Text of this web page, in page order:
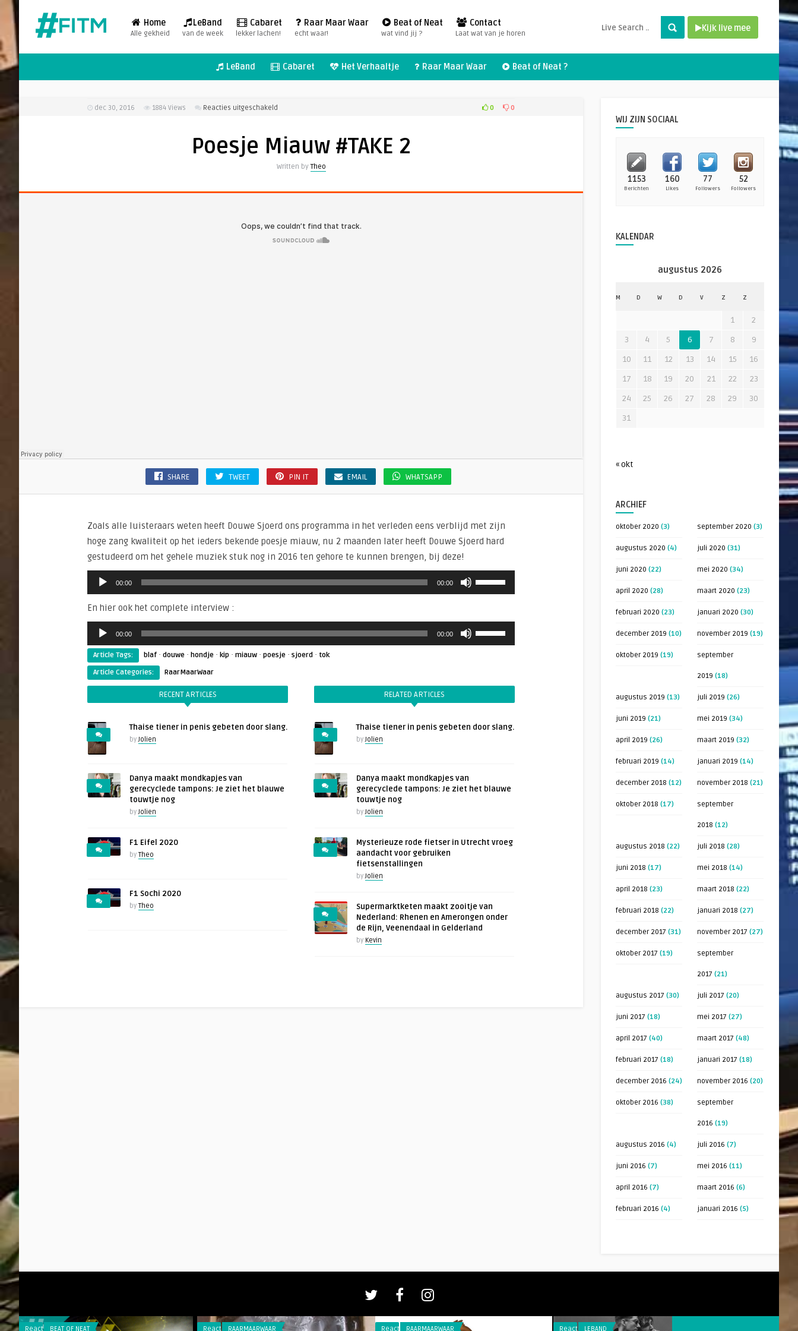
Home
Alle gekheid
LeBand
van de week
Cabaret
lekker lachen!
Raar Maar Waar
echt waar!
Beat of Neat
wat vind jij ?
Contact
Laat wat van je horen
Kijk live mee
LeBand Cabaret Het Verhaaltje Raar Maar Waar Beat of Neat ?
dec 30, 2016 1884 Views Reacties uitgeschakeld
#TAKE
0 0
Poesje Miauw #TAKE 2
Written byTheo
SHARE TWEET PIN IT EMAIL WHATSAPP
Zoals alle luisteraars weten heeft Douwe Sjoerd ons programma in het verleden eens verblijd met zijn
hoge zang kwaliteit op het ieders bekende poesje miauw, nu 2 maanden later heeft Douwe Sjoerd hard
gestudeerd om het gehele muziek stuk nog in 2016 ten gehore te kunnen brengen, bij deze!
Audiospeler
00:00 00:00
En hier ook het complete interview :
Audiospeler
00:00 00:00
te
of
Article Tags: blaf · douwe · hondje · kip · miauw · poesje · sjoerd · tok
Article Categories:
RaarMaarWaar
RECENT ARTICLES
Thaise tiener in penis gebeten door slang.
byJolien
Danya maakt mondkapjes van
gerecyclede tampons: Je ziet het blauwe
touwtje nog
byJolien
F1 Eifel 2020
by Theo
F1 Sochi 2020
by Theo
RELATED ARTICLES
Thaise tiener in penis gebeten door slang.
byJolien
Danya maakt mondkapjes van
gerecyclede tampons: Je ziet het blauwe
touwtje nog
byJolien
Mysterieuze rode fietser in Utrecht vroeg
aandacht voor gebruiken
fietsenstallingen
byJolien
Supermarktketen maakt zooitje van
Nederland: Rhenen en Amerongen onder
de Rijn, Veenendaal in Gelderland
by Kevin
WIJ ZIJN SOCIAAL
1153
Berichten
160
Likes
77
Followers
52
Followers
KALENDAR
augustus 2026
M D W D V Z Z
1
2
3
4 5 6 7 8
9
10
11 12 13 14 15
16
17
18 19 20 21 22
23
24
25 26 27 28 29
30
31
« okt
ARCHIEF
oktober 2020 (3) september 2020 (3)
augustus 2020 (4) juli 2020 (31)
juni 2020 (22) mei 2020 (34)
april 2020 (28) maart 2020 (23)
februari 2020 (23) januari 2020 (30)
december 2019 (10) november 2019 (19)
oktober 2019 (19) september
2019 (18)
augustus 2019 (13) juli 2019 (26)
juni 2019 (21) mei 2019 (34)
april 2019 (26) maart 2019 (32)
februari 2019 (14) januari 2019 (14)
december 2018 (12) november 2018 (21)
oktober 2018 (17) september
2018 (12)
augustus 2018 (22) juli 2018 (28)
juni 2018 (17) mei 2018 (14)
april 2018 (23) maart 2018 (22)
februari 2018 (22) januari 2018 (27)
december 2017 (31) november 2017 (27)
oktober 2017 (19) september
2017 (21)
augustus 2017 (30) juli 2017 (20)
juni 2017 (18) mei 2017 (27)
april 2017 (40) maart 2017 (48)
februari 2017 (18) januari 2017 (18)
december 2016 (24) november 2016 (20)
oktober 2016 (38) september
2016 (19)
augustus 2016 (4) juli 2016 (7)
juni 2016 (7) mei 2016 (11)
april 2016 (7) maart 2016 (6)
februari 2016 (4) januari 2016 (5)
ReactiesBEAT OF NEAT ReactiesRAARMAARWAAR ReactiesRAARMAARWAAR ReactiesLEBAND